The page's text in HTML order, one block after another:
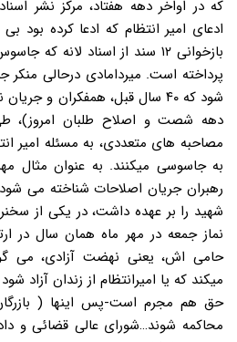
که در اواخر دهه هفتاد، مرکز نشر
ادعای امیر انتظام که ادعا کرده بود
بازخوانی ۱۲ سند از اسناد لانه
پرداخته است. میردامادی درحالی
شود که ۴۰ سال قبل، همفکران و
دهه شصت و اصلاح طلبان امروز)،
مصاحبه های متعددی، به مسئله امیر
به جاسوسی میکنند. به عنوان مثال
شهید را بر عهده داشت، در یکی از
نماز جمعه در مهر ماه همان سال در
حامی اش، یعنی نهضت آزادی، می
میکند که یا امیرانتظام از زندان آزاد
حق هم مجرم است-پس اینها (
محاکمه شوند…شورای عالی قضائی و